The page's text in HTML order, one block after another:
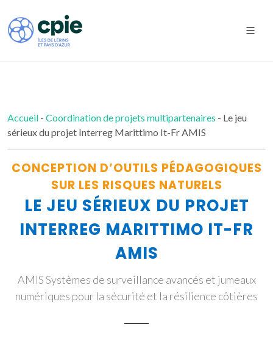
Accueil - Coordination de projets multipartenaires - Le jeu
sérieux du projet Interreg Marittimo It-Fr AMIS
CONCEPTION D’OUTILS PÉDAGOGIQUES
SUR LES RISQUES NATURELS
LE JEU SÉRIEUX DU PROJET
INTERREG MARITTIMO IT-FR
AMIS
AMIS Systèmes de surveillance avancés et jumeaux
numériques pour la sécurité et la résilience côtières